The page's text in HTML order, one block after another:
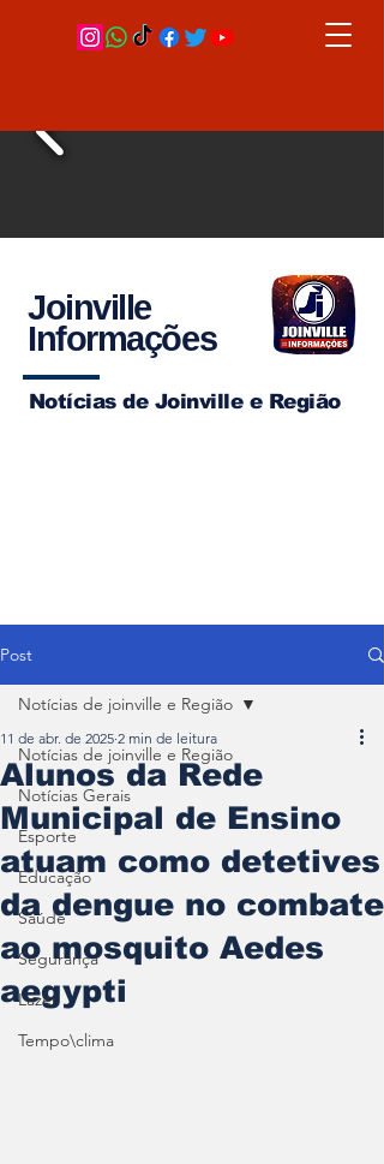
Joinville
Informações
Notícias de Joinville e Região
Post
Notícias de joinville e Região
Notícias Gerais
Esporte
Educação
Saúde
Segurança
Lazer
Tempo\clima
Notícias de joinville e Região
Alunos da Rede
Municipal de Ensino
atuam como detetives
da dengue no combate
ao mosquito Aedes
aegypti
11 de abr. de 2025 2 min de leitura